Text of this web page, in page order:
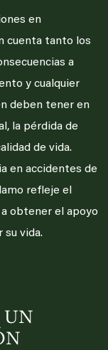
en
cuenta tanto los
a
y cualquier
deben tener en
la pérdida de
de vida.
en accidentes de
refleje el
obtener el apoyo
su vida.
UN